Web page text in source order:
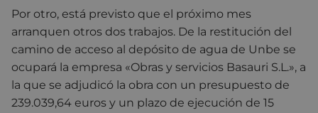
Por otro, está previsto que el próximo mes
arranquen otros dos trabajos. De la restitución del
camino de acceso al depósito de agua de Unbe se
ocupará la empresa «Obras y servicios Basauri S.L.», a
la que se adjudicó la obra con un presupuesto de
239.039,64 euros y un plazo de ejecución de 15